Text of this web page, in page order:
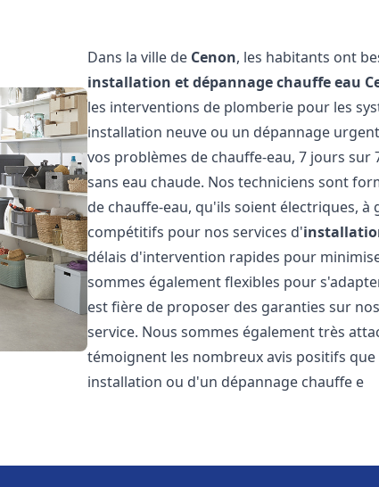
Dans la ville de Cenon, les habitants ont
installation et dépannage chauffe eau
les interventions de plomberie pour les
installation neuve ou un dépannage
vos problèmes de chauffe-eau, 7 jours
sans eau chaude. Nos techniciens sont
de chauffe-eau, qu'ils soient électriques,
compétitifs pour nos services d'
délais d'intervention rapides pour
sommes également flexibles pour
est fière de proposer des garanties sur
service. Nous sommes également très
témoignent les nombreux avis positifs
installation ou d'un dépannage chauffe e